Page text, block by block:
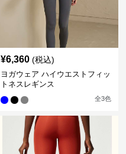
¥6,360 (税込)
ヨガウェア ハイウエストフィッ
トネスレギンス
全3色